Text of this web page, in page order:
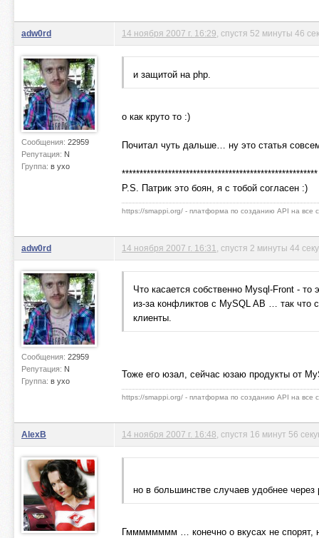
adw0rd
Сообщения: 22959
Репутация: N
Группа: в ухо
14 ноября 2007 г. 16:29 , спустя 52 минуты 46
и защитой на php.
о как круто то :)
Почитал чуть дальше… ну это статья
*******************************************************
P.S. Патрик это боян, я с тобой согласен :)
https://smappi.org/ - платформа по созданию API на все
adw0rd
Сообщения: 22959
Репутация: N
Группа: в ухо
14 ноября 2007 г. 16:31 , спустя 2 минуты 44
Что касается собственно Mysql-Front - то
из-за конфликтов с MySQL AB … так что
клиенты.
Тоже его юзал, сейчас юзаю продукты от
https://smappi.org/ - платформа по созданию API на все
AlexB 14 ноября 2007 г. 16:48 , спустя 16 минут 56
но в большинстве случаев удобнее через
Гмммммммм … конечно о вкусах не спорят,